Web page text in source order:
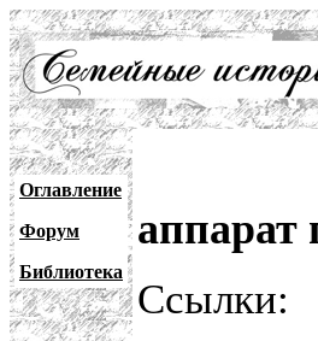
Оглавление
Форум
Библиотека
аппарат
Ссылки: